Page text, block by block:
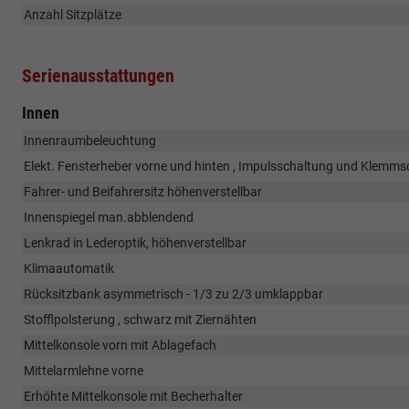
Anzahl Sitzplätze
Serienausstattungen
Innen
Innenraumbeleuchtung
Elekt. Fensterheber vorne und hinten , Impulsschaltung und
Fahrer- und Beifahrersitz höhenverstellbar
Innenspiegel man.abblendend
Lenkrad in Lederoptik, höhenverstellbar
Klimaautomatik
Rücksitzbank asymmetrisch - 1/3 zu 2/3 umklappbar
Stofflpolsterung , schwarz mit Ziernähten
Mittelkonsole vorn mit Ablagefach
Mittelarmlehne vorne
Erhöhte Mittelkonsole mit Becherhalter